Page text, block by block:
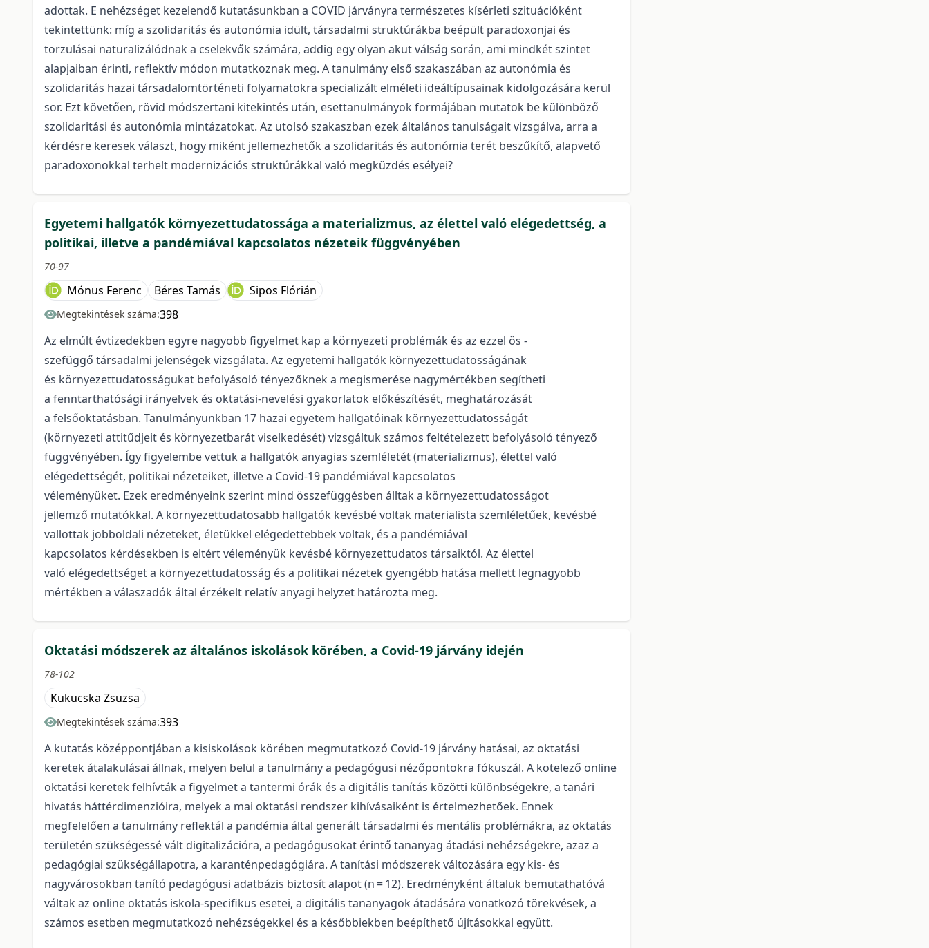
adottak. E nehézséget kezelendő kutatásunkban a COVID járványra természetes kísérleti szituációként
tekintettünk: míg a szolidaritás és autonómia idült, társadalmi struktúrákba beépült paradoxonjai és
torzulásai naturalizálódnak a cselekvők számára, addig egy olyan akut válság során, ami mindkét szintet
alapjaiban érinti, reflektív módon mutatkoznak meg. A tanulmány első szakaszában az autonómia és
szolidaritás hazai társadalomtörténeti folyamatokra specializált elméleti ideáltípusainak kidolgozására kerül
sor. Ezt követően, rövid módszertani kitekintés után, esettanulmányok formájában mutatok be különböző
szolidaritási és autonómia mintázatokat. Az utolsó szakaszban ezek általános tanulságait vizsgálva, arra a
kérdésre keresek választ, hogy miként jellemezhetők a szolidaritás és autonómia terét beszűkítő, alapvető
paradoxonokkal terhelt modernizációs struktúrákkal való megküzdés esélyei?
Egyetemi hallgatók környezettudatossága a materializmus, az élettel való elégedettség, a
politikai, illetve a pandémiával kapcsolatos nézeteik függvényében
70-97
Mónus Ferenc Béres Tamás Sipos Flórián
Megtekintések száma:398
Az elmúlt évtizedekben egyre nagyobb figyelmet kap a környezeti problémák és az ezzel ös -
szefüggő társadalmi jelenségek vizsgálata. Az egyetemi hallgatók környezettudatosságának
és környezettudatosságukat befolyásoló tényezőknek a megismerése nagymértékben segítheti
a fenntarthatósági irányelvek és oktatási-nevelési gyakorlatok előkészítését, meghatározását
a felsőoktatásban. Tanulmányunkban 17 hazai egyetem hallgatóinak környezettudatosságát
(környezeti attitűdjeit és környezetbarát viselkedését) vizsgáltuk számos feltételezett befolyásoló tényező
függvényében. Így figyelembe vettük a hallgatók anyagias szemléletét (materializmus), élettel való
elégedettségét, politikai nézeteiket, illetve a Covid-19 pandémiával kapcsolatos
véleményüket. Ezek eredményeink szerint mind összefüggésben álltak a környezettudatosságot
jellemző mutatókkal. A környezettudatosabb hallgatók kevésbé voltak materialista szemléletűek, kevésbé
vallottak jobboldali nézeteket, életükkel elégedettebbek voltak, és a pandémiával
kapcsolatos kérdésekben is eltért véleményük kevésbé környezettudatos társaiktól. Az élettel
való elégedettséget a környezettudatosság és a politikai nézetek gyengébb hatása mellett legnagyobb
mértékben a válaszadók által érzékelt relatív anyagi helyzet határozta meg.
Oktatási módszerek az általános iskolások körében, a Covid-19 járvány idején
78-102
Kukucska Zsuzsa
Megtekintések száma:393
A kutatás középpontjában a kisiskolások körében megmutatkozó Covid-19 járvány hatásai, az oktatási
keretek átalakulásai állnak, melyen belül a tanulmány a pedagógusi nézőpontokra fókuszál. A kötelező online
oktatási keretek felhívták a figyelmet a tantermi órák és a digitális tanítás közötti különbségekre, a tanári
hivatás háttérdimenzióira, melyek a mai oktatási rendszer kihívásaiként is értelmezhetőek. Ennek
megfelelően a tanulmány reflektál a pandémia által generált társadalmi és mentális problémákra, az oktatás
területén szükségessé vált digitalizáció­ra, a pedagógusokat érintő tananyag átadási nehézségekre, azaz a
pedagógiai szükségállapotra, a karanténpedagógiára. A tanítási módszerek változására egy kis- és
nagyvárosokban tanító pedagógusi adatbázis biztosít alapot (n = 12). Eredményként általuk bemutathatóvá
váltak az online oktatás iskola-specifikus esetei, a digitális tananyagok átadására vonatkozó törekvések, a
számos esetben megmutatkozó nehézségekkel és a későbbiekben beépíthető újításokkal együtt.